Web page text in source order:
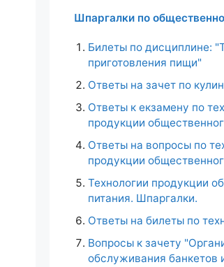
Шпаргалки по
Билеты по дисциплине:
приготовления пищи"
Ответы на зачет по
Ответы к екзамену по
продукции
Ответы на вопросы по
продукции
Технологии продукции
питания. Шпаргалки.
Ответы на билеты по
Вопросы к зачету
обслуживания банкетов